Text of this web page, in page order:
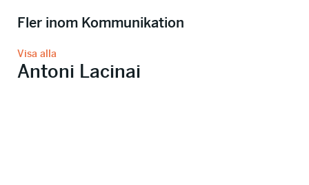
Fler inom Kommunikation
Visa alla
Antoni Lacinai